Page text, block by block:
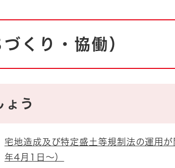
・消防
道・下水道
コミュニティ・ボラン
づくり
環境
市政
市役所・施設の案内
くり・協働）
ょう
宅地造成及び特定盛土等規制法の運用
年4月1日～）